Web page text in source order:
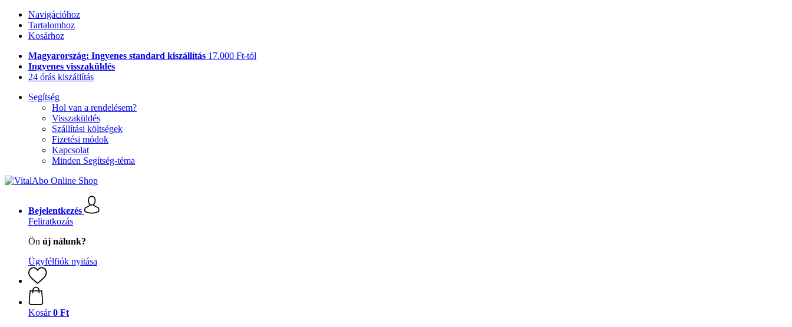
Navigációhoz
Tartalomhoz
Kosárhoz
Magyarország: Ingyenes standard kiszállítás 17.000 Ft-tól
Ingyenes visszaküldés
24 órás kiszállítás
Segítség
Hol van a rendelésem?
Visszaküldés
Szállítási költségek
Fizetési módok
Kapcsolat
Minden Segítség-téma
Bejelentkezés
Feliratkozás
Ön új nálunk?
Ügyfélfiók nyitása
Kosár 0 Ft